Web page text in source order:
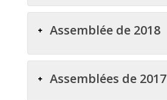
Assemblée de 2018
Assemblées de 2017